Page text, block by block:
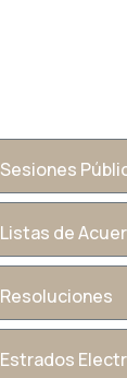
Sesiones
Listas de
Resoluciones
Estrados